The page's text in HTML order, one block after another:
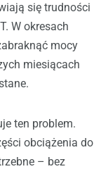
się trudności
W okresach
mocy
miesiącach
ten problem.
obciążenia do
– bez